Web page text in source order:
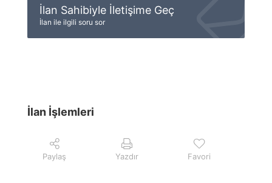
İlan Sahibiyle İletişime Geç
İlan ile ilgili soru sor
İlan İşlemleri
Paylaş Yazdır Favori